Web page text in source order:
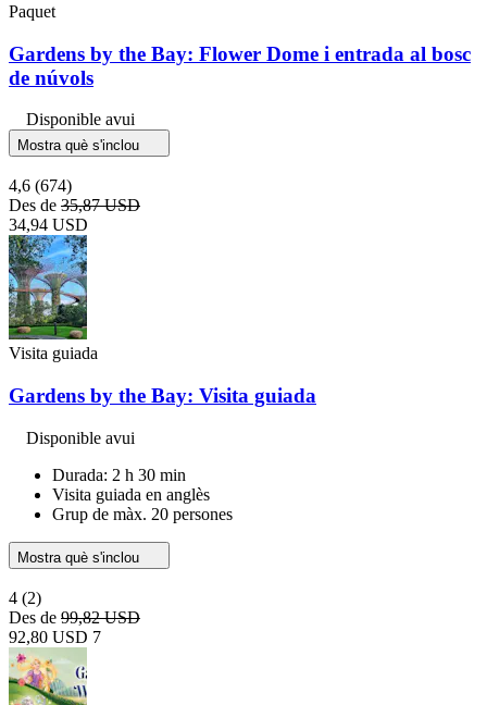
Paquet
Gardens by the Bay: Flower Dome i entrada al bosc
de núvols
Disponible avui
Mostra què s'inclou
4,6 (674)
Des de 35,87 USD
34,94 USD
Visita guiada
Gardens by the Bay: Visita guiada
Disponible avui
Durada: 2 h 30 min
Visita guiada en anglès
Grup de màx. 20 persones
Mostra què s'inclou
4 (2)
Des de 99,82 USD
92,80 USD 7